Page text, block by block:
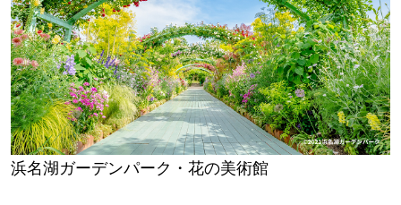
浜名湖ガーデンパーク・花の美術館